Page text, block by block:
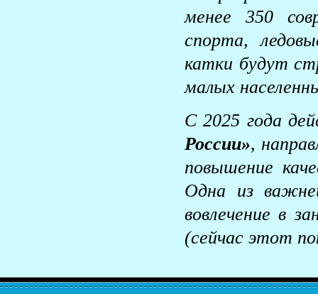
менее 350
спорта,
катки будут
малых
С 2025 года
России»,
повышение
Одна из
вовлечение в
(сейчас этот